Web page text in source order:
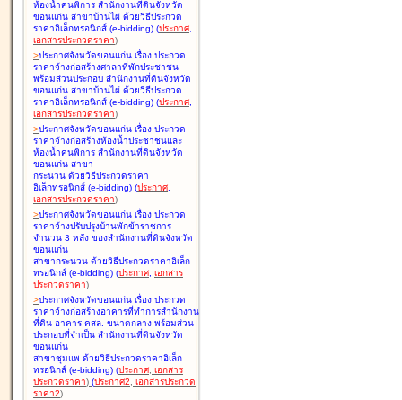
ห้องน้ำคนพิการ สำนักงานที่ดินจังหวัด
ขอนแก่น สาขาบ้านไผ่ ด้วยวิธีประกวด
ราคาอิเล็กทรอนิกส์ (e-bidding) (ประกาศ,
เอกสารประกวดราคา)
>ประกาศจังหวัดขอนแก่น เรื่อง ประกวด
ราคาจ้างก่อสร้างศาลาที่พักประชาชน
พร้อมส่วนประกอบ สำนักงานที่ดินจังหวัด
ขอนแก่น สาขาบ้านไผ่ ด้วยวิธีประกวด
ราคาอิเล็กทรอนิกส์ (e-bidding) (ประกาศ,
เอกสารประกวดราคา)
>ประกาศจังหวัดขอนแก่น เรื่อง ประกวด
ราคาจ้างก่อสร้างห้องน้ำประชาชนและ
ห้องน้ำคนพิการ สำนักงานที่ดินจังหวัด
ขอนแก่น สาขา
กระนวน ด้วยวิธีประกวดราคา
อิเล็กทรอนิกส์ (e-bidding) (ประกาศ,
เอกสารประกวดราคา)
>ประกาศจังหวัดขอนแก่น เรื่อง ประกวด
ราคาจ้างปรับปรุงบ้านพักข้าราชการ
จำนวน 3 หลัง ของสำนักงานที่ดินจังหวัด
ขอนแก่น
สาขากระนวน ด้วยวิธีประกวดราคาอิเล็ก
ทรอนิกส์ (e-bidding) (ประกาศ, เอกสาร
ประกวดราคา)
>ประกาศจังหวัดขอนแก่น เรื่อง ประกวด
ราคาจ้างก่อสร้างอาคารที่ทำการสำนักงาน
ที่ดิน อาคาร คสล. ขนาดกลาง พร้อมส่วน
ประกอบที่จำเป็น สำนักงานที่ดินจังหวัด
ขอนแก่น
สาขาชุมแพ ด้วยวิธีประกวดราคาอิเล็ก
ทรอนิกส์ (e-bidding) (ประกาศ, เอกสาร
ประกวดราคา) (ประกาศ2, เอกสารประกวด
ราคา2)